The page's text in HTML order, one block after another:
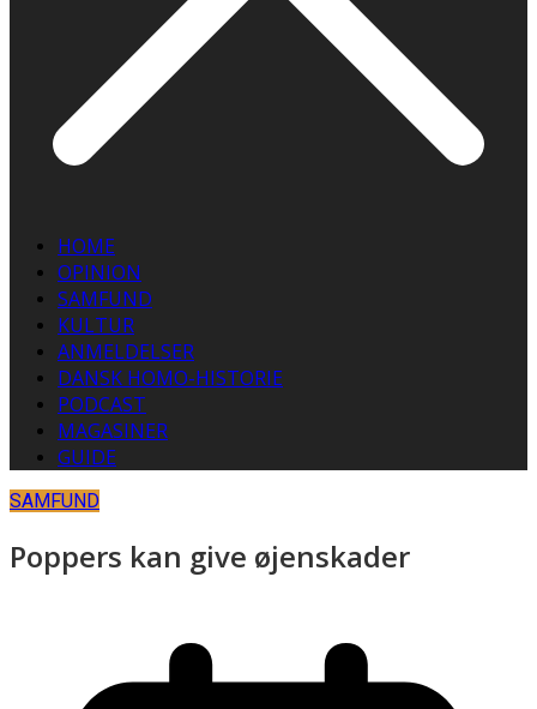
HOME
OPINION
SAMFUND
KULTUR
ANMELDELSER
DANSK HOMO-HISTORIE
PODCAST
MAGASINER
GUIDE
SAMFUND
Poppers kan give øjenskader